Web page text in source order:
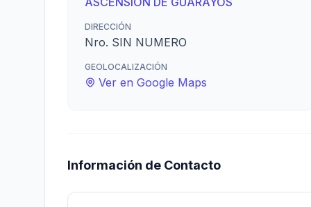
DIRECCIÓN
Nro. SIN NUMERO
GEOLOCALIZACIÓN
Ver en Google Maps
Información de Contacto